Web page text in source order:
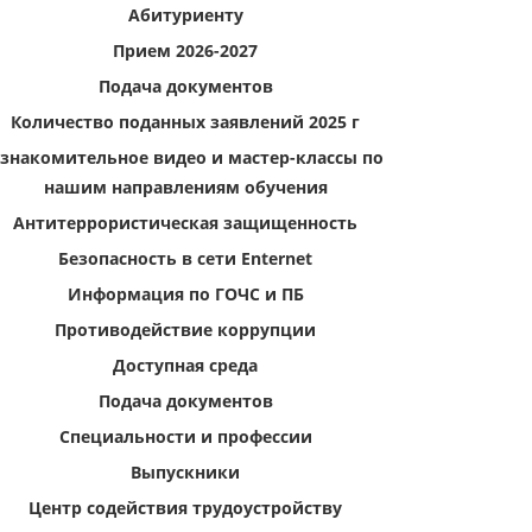
Абитуриенту
Прием 2026-2027
Подача документов
Количество поданных заявлений 2025 г
видео и мастер-классы по
нашим направлениям обучения
Антитеррористическая защищенность
Безопасность в сети Enternet
Информация по ГОЧС и ПБ
Противодействие коррупции
Доступная среда
Подача документов
Специальности и профессии
Выпускники
Центр содействия трудоустройству